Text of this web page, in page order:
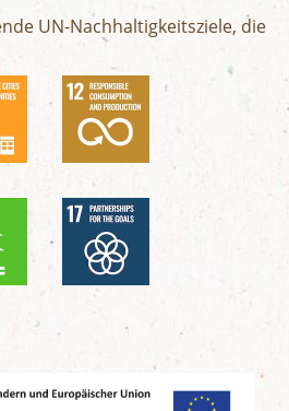
UN-Nachhaltigkeitsziele, die